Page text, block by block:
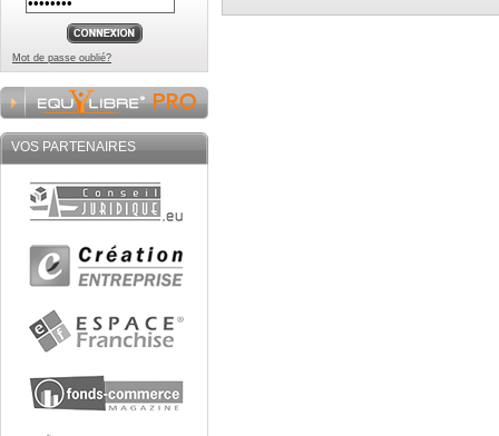
Mot de passe oublié?
VOS PARTENAIRES